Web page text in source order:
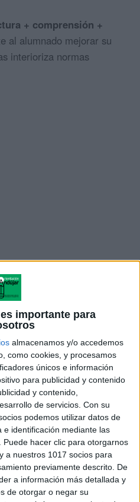
importante para
almacenamos y/o accedemos
como cookies, y procesamos
únicos e información
para publicidad y contenido
y contenido,
de servicios. Con su
podemos utilizar datos de
e identificación mediante las
hacer clic para otorgarnos
a nuestros 1017 socios para
previamente descrito. De
a información más detallada y
de otorgar o negar su
+ comprensión +
al alumnado mejorar su
interioriza normas
EXCLUSIVO DE